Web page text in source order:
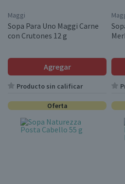
Maggi
Sopa Para Uno Maggi Carne
con Crutones 12 g
Agregar
Producto sin calificar
Oferta